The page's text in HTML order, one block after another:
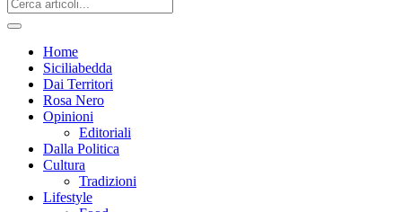
Home
Siciliabedda
Dai Territori
Rosa Nero
Opinioni
Editoriali
Dalla Politica
Cultura
Tradizioni
Lifestyle